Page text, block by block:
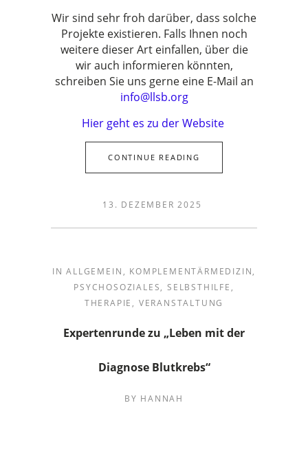
Wir sind sehr froh darüber, dass solche
Projekte existieren. Falls Ihnen noch
weitere dieser Art einfallen, über die
wir auch informieren könnten,
schreiben Sie uns gerne eine E-Mail an
info@llsb.org
Hier geht es zu der Website
CONTINUE READING
13. DEZEMBER 2025
IN ALLGEMEIN , KOMPLEMENTÄRMEDIZIN,
PSYCHOSOZIALES,SELBSTHILFE ,
THERAPIE , VERANSTALTUNG
Expertenrunde zu „Leben mit der
Diagnose Blutkrebs“
BY HANNAH